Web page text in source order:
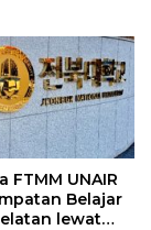
FTMM UNAIR
Belajar
lewat